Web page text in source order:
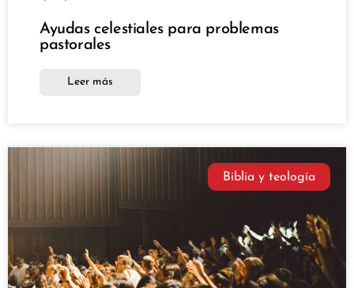
Ayudas celestiales para problemas
pastorales
Leer más
Biblia y teología